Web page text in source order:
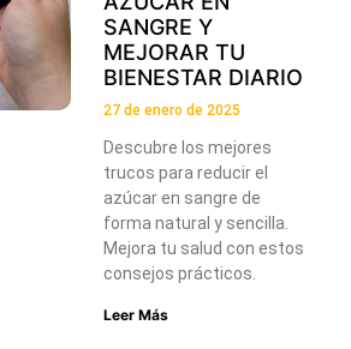
SANGRE Y
MEJORAR TU
BIENESTAR DIARIO
27 de enero de 2025
Descubre los mejores
trucos para reducir el
azúcar en sangre de
forma natural y sencilla.
Mejora tu salud con estos
consejos prácticos.
Leer Más